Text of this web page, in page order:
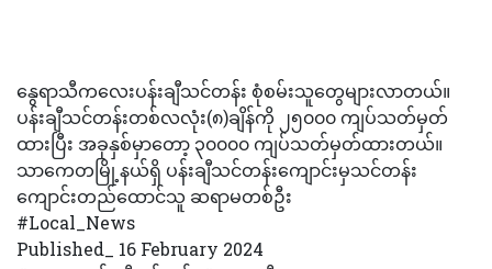
နွေရာသီကလေးပန်းချီသင်တန်း စုံစမ်းသူတွေများလာတယ်။
ပန်းချီသင်တန်းတစ်လလုံး(၈)ချိန်ကို ၂၅၀၀၀ ကျပ်သတ်မှတ်
ထားပြီး အခုနှစ်မှာတော့ ၃၀၀၀၀ ကျပ်သတ်မှတ်ထားတယ်။
သာကေတမြို့နယ်ရှိ ပန်းချီသင်တန်းကျောင်းမှသင်တန်း
ကျောင်းတည်ထောင်သူ ဆရာမတစ်ဦး
#Local_News
Published_ 16 February 2024